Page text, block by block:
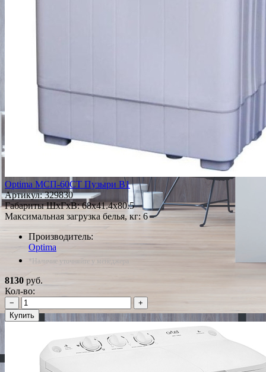
Optima МСП-60СТ Пузыри В1
Артикул:329830
Габариты ШxГxВ: 68x41.4x80.5
Максимальная загрузка белья, кг: 6
Производитель:
Optima
*Наличие уточняйте у менеджера
8130 руб.
Кол-во:
−
+
Купить